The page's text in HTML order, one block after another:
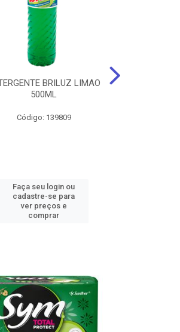
BRILUZ LIMAO
500ML
Código: 139809
Faça seu login ou
cadastre-se para
ver preços e
comprar